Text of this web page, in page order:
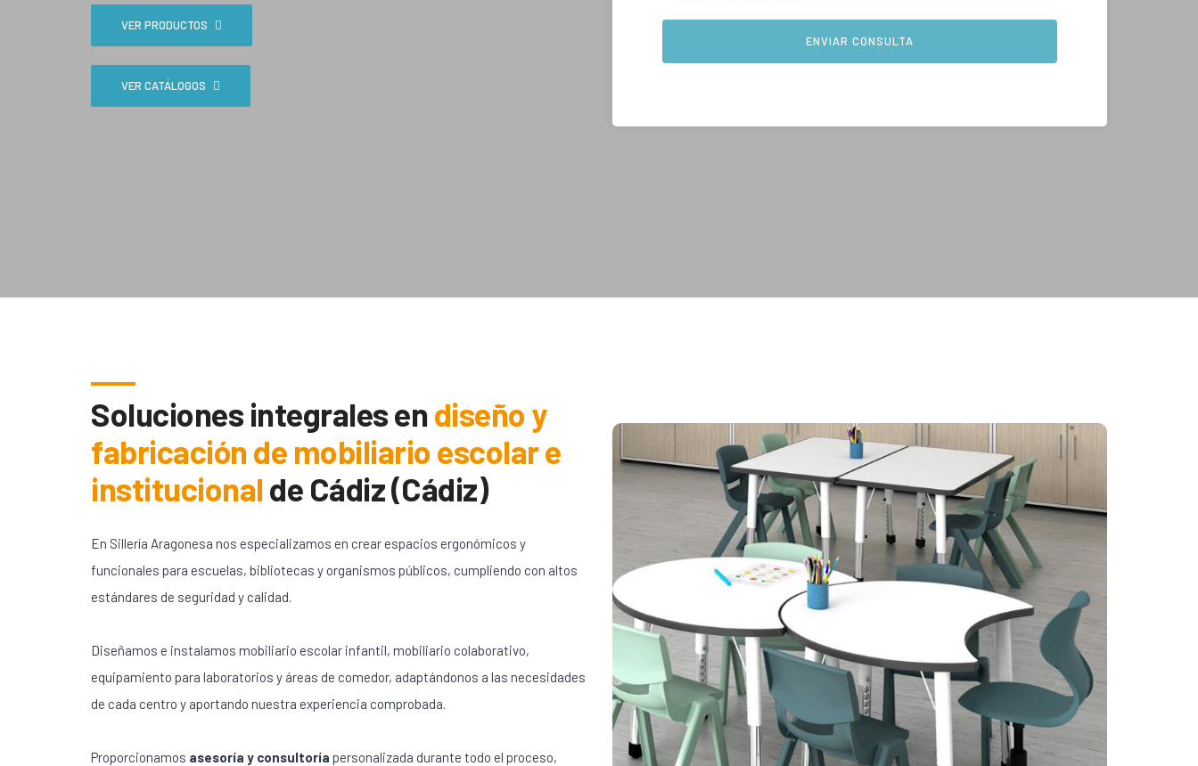
VER PRODUCTOS
VER CATÁLOGOS
Soluciones integrales endiseño y
fabricación de mobiliario escolar e
institucionalde Cádiz (Cádiz)
En Sillería Aragonesa nos especializamos en crear espacios ergonómicos y
funcionales para escuelas, bibliotecas y organismos públicos, cumpliendo con altos
estándares de seguridad y calidad.
Diseñamos e instalamos mobiliario escolar infantil, mobiliario colaborativo,
equipamiento para laboratorios y áreas de comedor, adaptándonos a las necesidades
de cada centro y aportando nuestra experiencia comprobada.
Proporcionamos asesoría y consultoría personalizada durante todo el proceso,